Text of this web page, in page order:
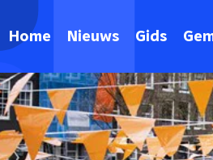
Home Nieuws Gids